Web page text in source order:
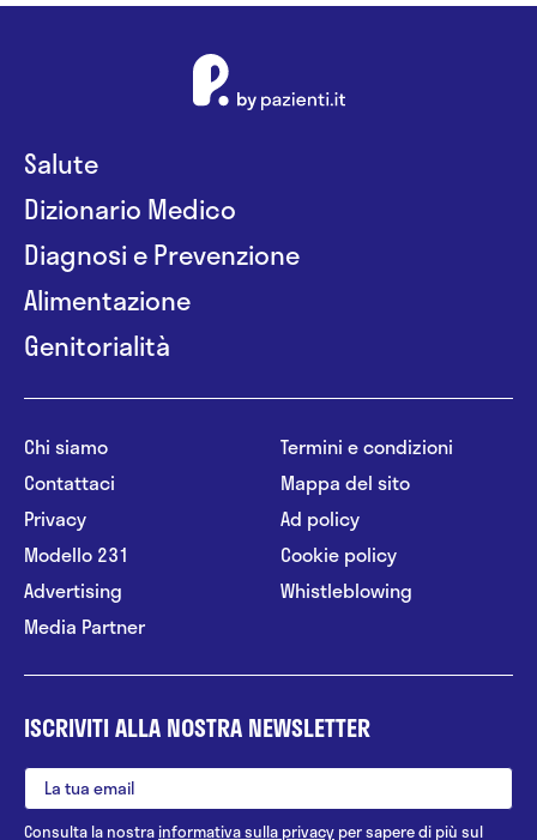
Salute
Dizionario Medico
Diagnosi e Prevenzione
Alimentazione
Genitorialità
Chi siamo
Contattaci
Privacy
Modello 231
Advertising
Media Partner
Termini e condizioni
Mappa del sito
Ad policy
Cookie policy
Whistleblowing
ISCRIVITI ALLA NOSTRA NEWSLETTER
Consulta la nostrainformativa sulla privacy per sapere di più sul